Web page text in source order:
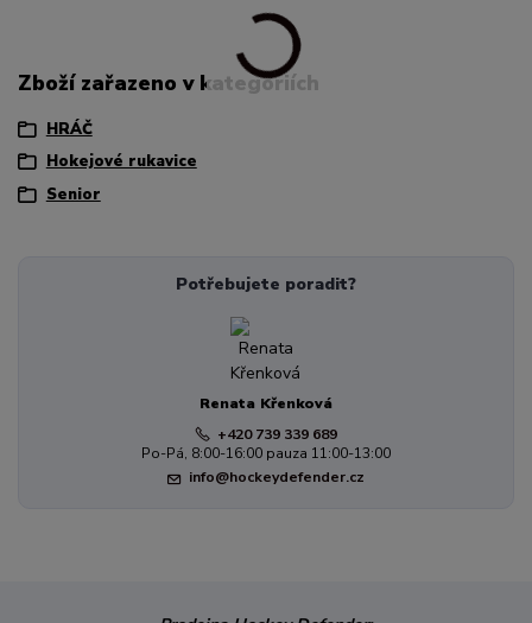
Zboží zařazeno v kategoriích
HRÁČ
Hokejové rukavice
Senior
Potřebujete poradit?
Renata Křenková
+420 739 339 689
Po-Pá, 8:00-16:00 pauza 11:00-13:00
info@hockeydefender.cz